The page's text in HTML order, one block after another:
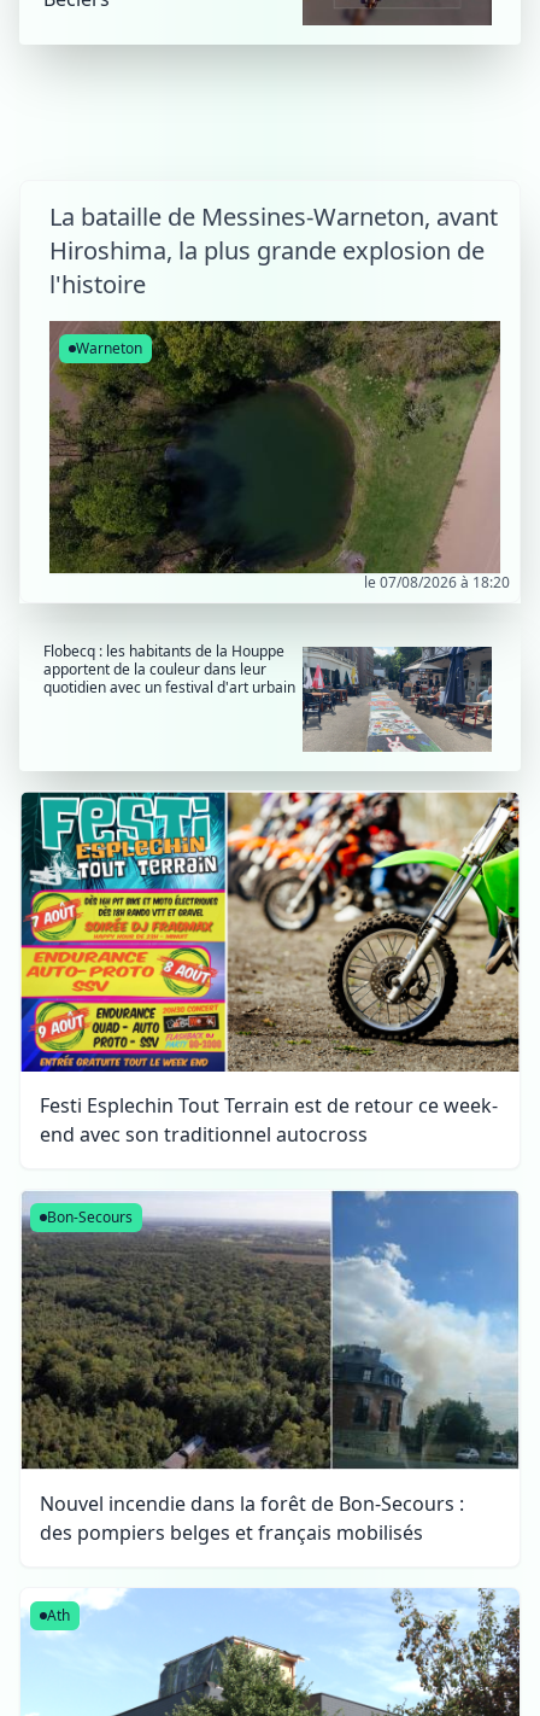
La bataille de Messines-Warneton, avant
Hiroshima, la plus grande explosion de
l'histoire
le 07/08/2026 à 18:20
Warneton
Flobecq : les habitants de la Houppe
apportent de la couleur dans leur
quotidien avec un festival d'art urbain
Festi Esplechin Tout Terrain est de retour ce week-
end avec son traditionnel autocross
Bon-Secours
Nouvel incendie dans la forêt de Bon-Secours :
des pompiers belges et français mobilisés
Ath